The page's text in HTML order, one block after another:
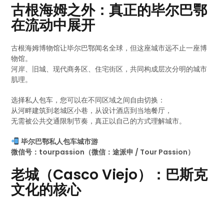
古根海姆之外：真正的毕尔巴鄂
在流动中展开
古根海姆博物馆让毕尔巴鄂闻名全球，但这座城市远不止一座博
物馆。
河岸、旧城、现代商务区、住宅街区，共同构成层次分明的城市
肌理。
选择私人包车，您可以在不同区域之间自由切换：
从河畔建筑到老城区小巷，从设计酒店到当地餐厅，
无需被公共交通限制节奏，真正以自己的方式理解城市。
毕尔巴鄂私人包车城市游
微信号：tourpassion（微信：途派申 / Tour Passion）
老城（Casco Viejo）：巴斯克
文化的核心